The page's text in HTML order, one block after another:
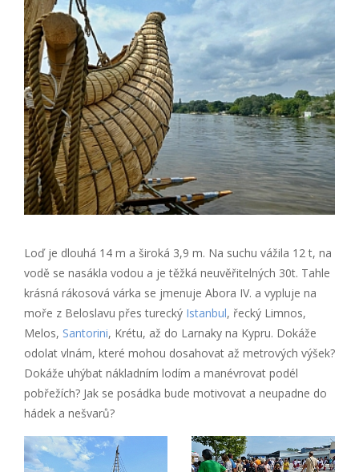
Loď je dlouhá 14 m a široká 3,9 m. Na suchu vážila 12 t, na
vodě se nasákla vodou a je těžká neuvěřitelných 30t. Tahle
krásná rákosová várka se jmenuje Abora IV. a vypluje na
moře z Beloslavu přes turecký Istanbul, řecký Limnos,
Melos, Santorini, Krétu, až do Larnaky na Kypru. Dokáže
odolat vlnám, které mohou dosahovat až metrových výšek?
Dokáže uhýbat nákladním lodím a manévrovat podél
pobřežích? Jak se posádka bude motivovat a neupadne do
hádek a nešvarů?